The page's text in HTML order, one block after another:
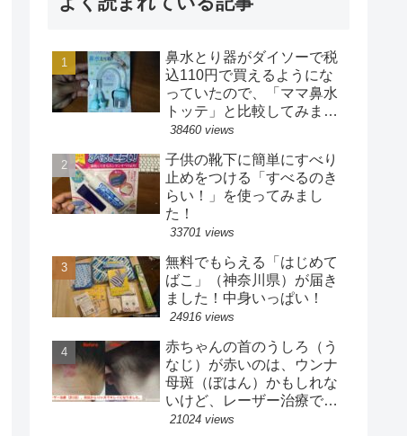
鼻水とり器がダイソーで税
込110円で買えるようにな
っていたので、「ママ鼻水
トッテ」と比較してみまし
た
38460 views
子供の靴下に簡単にすべり
止めをつける「すべるのき
らい！」を使ってみまし
た！
33701 views
無料でもらえる「はじめて
ばこ」（神奈川県）が届き
ました！中身いっぱい！
24916 views
赤ちゃんの首のうしろ（う
なじ）が赤いのは、ウンナ
母斑（ぼはん）かもしれな
いけど、レーザー治療で目
立たなくなりました！【治
21024 views